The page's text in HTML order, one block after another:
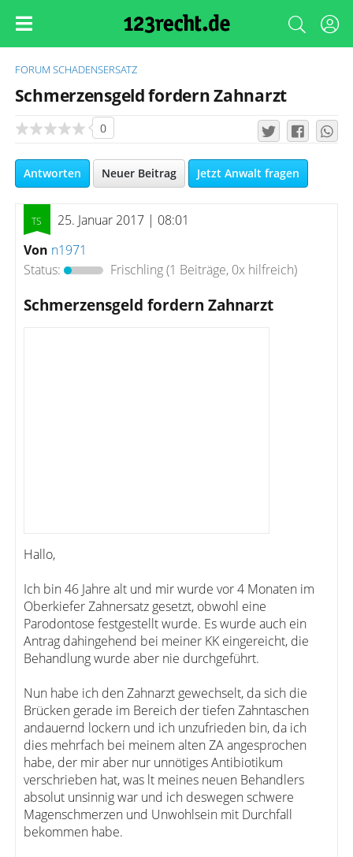
FORUM SCHADENSERSATZ
Schmerzensgeld fordern Zahnarzt
0
Antworten Neuer Beitrag Jetzt Anwalt fragen
25. Januar 2017 | 08:01
Von n1971
Status:
Frischling(1 Beiträge, 0x hilfreich)
Schmerzensgeld fordern Zahnarzt
Hallo,
Ich bin 46 Jahre alt und mir wurde vor 4 Monaten im
Oberkiefer Zahnersatz gesetzt, obwohl eine
Parodontose festgestellt wurde. Es wurde auch ein
Antrag dahingehend bei meiner KK eingereicht, die
Behandlung wurde aber nie durchgeführt.
Nun habe ich den Zahnarzt gewechselt, da sich die
Brücken gerade im Bereich der tiefen Zahntaschen
andauernd lockern und ich unzufrieden bin, da ich
dies mehrfach bei meinem alten ZA angesprochen
habe, der mir aber nur unnötiges Antibiotikum
verschrieben hat, was lt meines neuen Behandlers
absolut unsinnig war und ich deswegen schwere
Magenschmerzen und Unwohlsein mit Durchfall
bekommen habe.